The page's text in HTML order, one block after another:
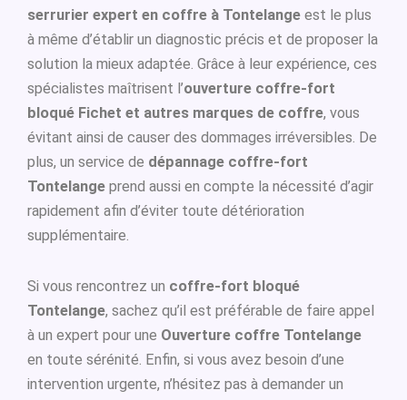
serrurier expert en coffre à Tontelange est le plus
à même d’établir un diagnostic précis et de proposer la
solution la mieux adaptée. Grâce à leur expérience, ces
spécialistes maîtrisent l’ouverture coffre-fort
bloqué Fichet et autres marques de coffre, vous
évitant ainsi de causer des dommages irréversibles. De
plus, un service de dépannage coffre-fort
Tontelange prend aussi en compte la nécessité d’agir
rapidement afin d’éviter toute détérioration
supplémentaire.
Si vous rencontrez un coffre-fort bloqué
Tontelange, sachez qu’il est préférable de faire appel
à un expert pour une Ouverture coffre Tontelange
en toute sérénité. Enfin, si vous avez besoin d’une
intervention urgente, n’hésitez pas à demander un